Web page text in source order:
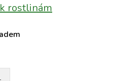
rostlinám